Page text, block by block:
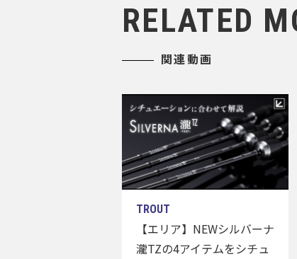
RELATED
関連動画
【エリア】NEWシルバーナ
瀧TZの4アイテムをシチュ